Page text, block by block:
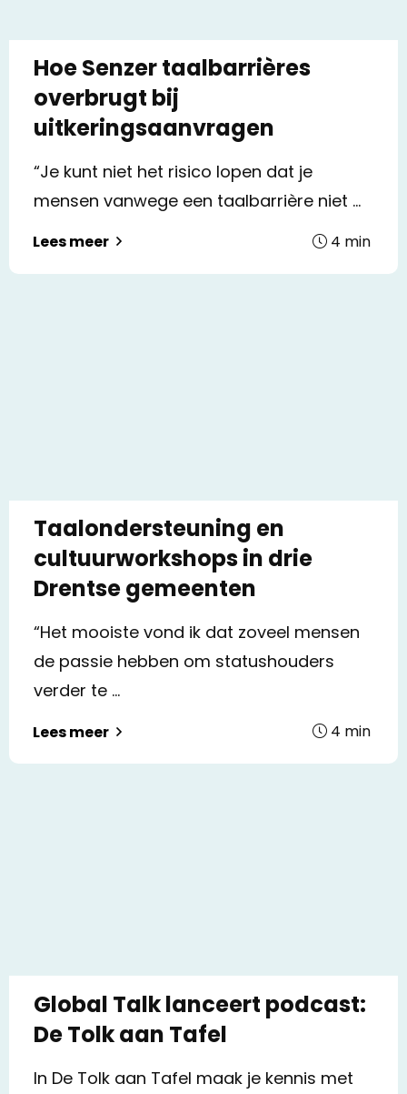
Hoe Senzer taalbarrières
overbrugt bij
uitkeringsaanvragen
“Je kunt niet het risico lopen dat je
mensen vanwege een taalbarrière niet ...
Lees meer 4 min
Taalondersteuning en
cultuurworkshops in drie
Drentse gemeenten
“Het mooiste vond ik dat zoveel mensen
de passie hebben om statushouders
verder te ...
Lees meer 4 min
Global Talk lanceert podcast:
De Tolk aan Tafel
In De Tolk aan Tafel maak je kennis met